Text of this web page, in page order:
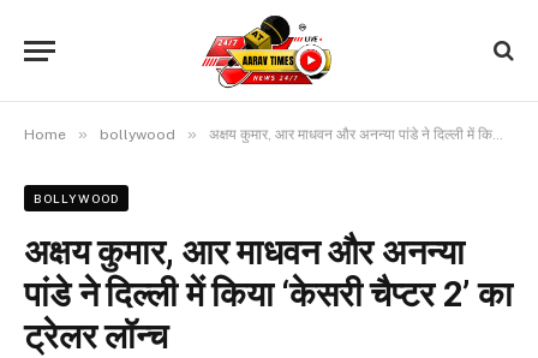
Home » bollywood » अक्षय कुमार, आर माधवन और अनन्या पांडे ने दिल्ली में किया ‘केसरी चैप्टर 2’ का ट्रेलर लॉन्च
BOLLYWOOD
अक्षय कुमार, आर माधवन और अनन्या
पांडे ने दिल्ली में किया ‘केसरी चैप्टर 2’ का
ट्रेलर लॉन्च